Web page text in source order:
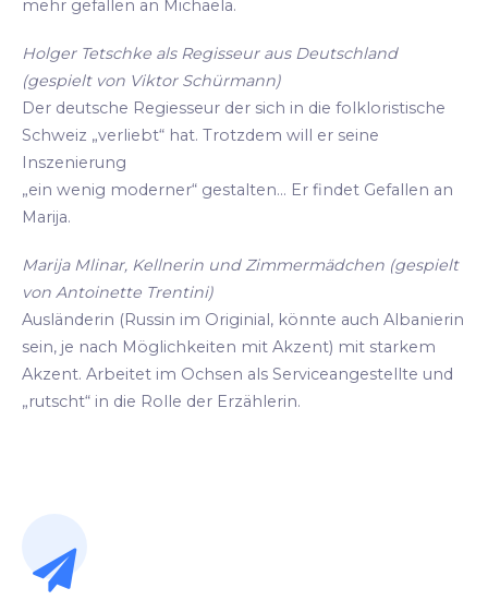
mehr gefallen an Michaela.
Holger Tetschke als Regisseur aus Deutschland
(gespielt von Viktor Schürmann)
Der deutsche Regiesseur der sich in die folkloristische
Schweiz „verliebt“ hat. Trotzdem will er seine
Inszenierung
„ein wenig moderner“ gestalten... Er findet Gefallen an
Marija.
Marija Mlinar, Kellnerin und Zimmermädchen (gespielt
von Antoinette Trentini)
Ausländerin (Russin im Originial, könnte auch Albanierin
sein, je nach Möglichkeiten mit Akzent) mit starkem
Akzent. Arbeitet im Ochsen als Serviceangestellte und
„rutscht“ in die Rolle der Erzählerin.